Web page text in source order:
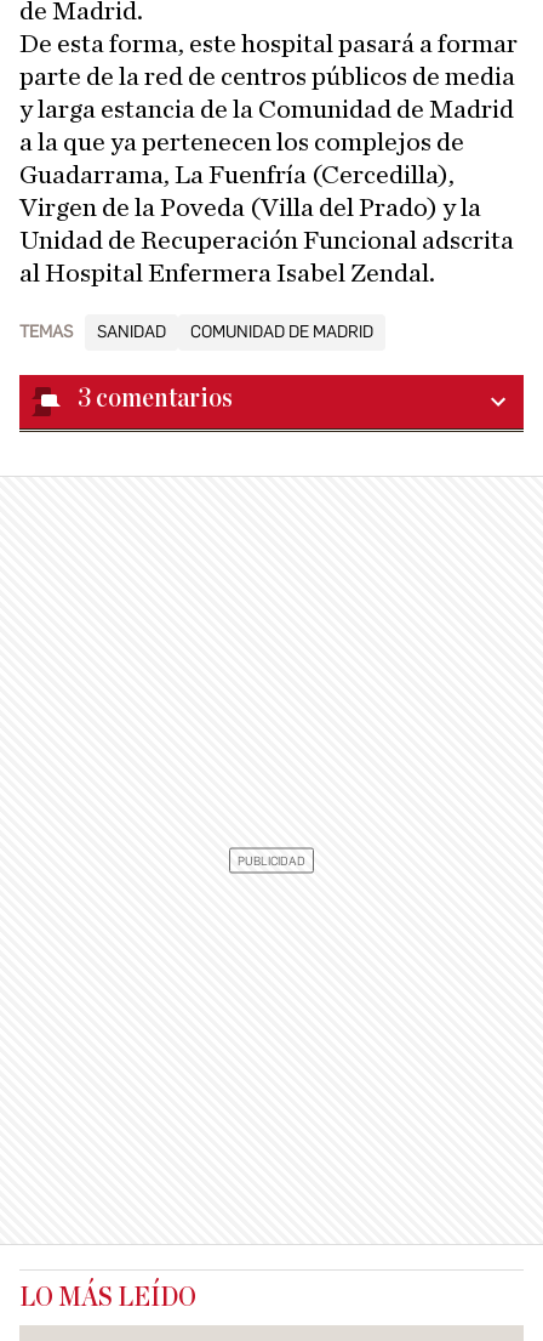
de Madrid.
De esta forma, este hospital pasará a formar
parte de la red de centros públicos de media
y larga estancia de la Comunidad de Madrid
a la que ya pertenecen los complejos de
Guadarrama, La Fuenfría (Cercedilla),
Virgen de la Poveda (Villa del Prado) y la
Unidad de Recuperación Funcional adscrita
al Hospital Enfermera Isabel Zendal.
TEMAS SANIDAD COMUNIDAD DE MADRID
3 comentarios
LO MÁS LEÍDO